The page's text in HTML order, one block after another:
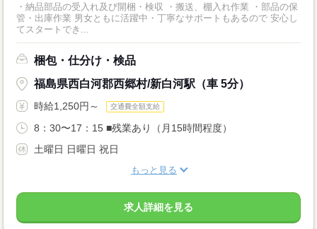
・納品部品の受入れ及び開梱・検収 ・搬送、棚入れ作業 ・部品の保
管・出庫作業 男女ともに活躍中・丁寧なサポートもあるので 安心し
てスタートでき...
梱包・仕分け・検品
福島県西白河郡西郷村/新白河駅（車 5分）
時給1,250円～ 交通費全額支給
8：30〜17：15 ■残業あり（月15時間程度）
土曜日 日曜日 祝日
もっと見る
求人詳細を見る